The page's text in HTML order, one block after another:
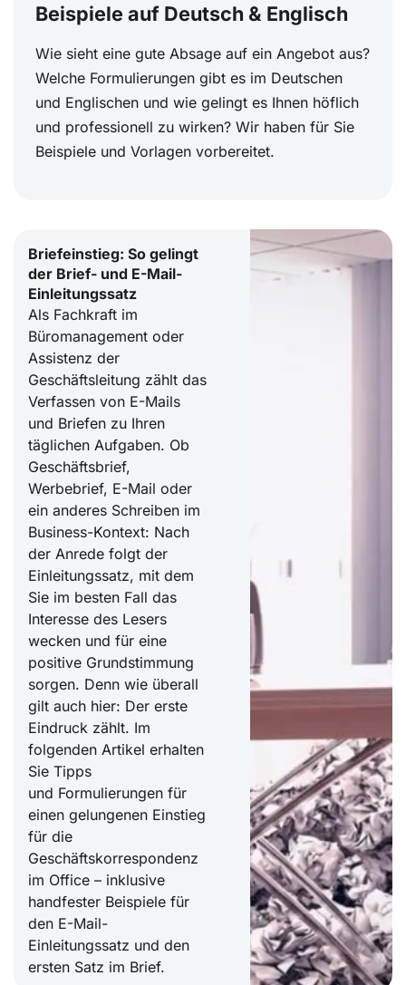
Beispiele auf Deutsch & Englisch
Wie sieht eine gute Absage auf ein Angebot aus?
Welche Formulierungen gibt es im Deutschen
und Englischen und wie gelingt es Ihnen höflich
und professionell zu wirken? Wir haben für Sie
Beispiele und Vorlagen vorbereitet.
Briefeinstieg: So gelingt
der Brief- und E-Mail-
Einleitungssatz
Als Fachkraft im
Büromanagement oder
Assistenz der
Geschäftsleitung zählt das
Verfassen von E-Mails
und Briefen zu Ihren
täglichen Aufgaben. Ob
Geschäftsbrief,
Werbebrief, E-Mail oder
ein anderes Schreiben im
Business-Kontext: Nach
der Anrede folgt der
Einleitungssatz, mit dem
Sie im besten Fall das
Interesse des Lesers
wecken und für eine
positive Grundstimmung
sorgen. Denn wie überall
gilt auch hier: Der erste
Eindruck zählt. Im
folgenden Artikel erhalten
Sie Tipps
und Formulierungen für
einen gelungenen Einstieg
für die
Geschäftskorrespondenz
im Office – inklusive
handfester Beispiele für
den E-Mail-
Einleitungssatz und den
ersten Satz im Brief.